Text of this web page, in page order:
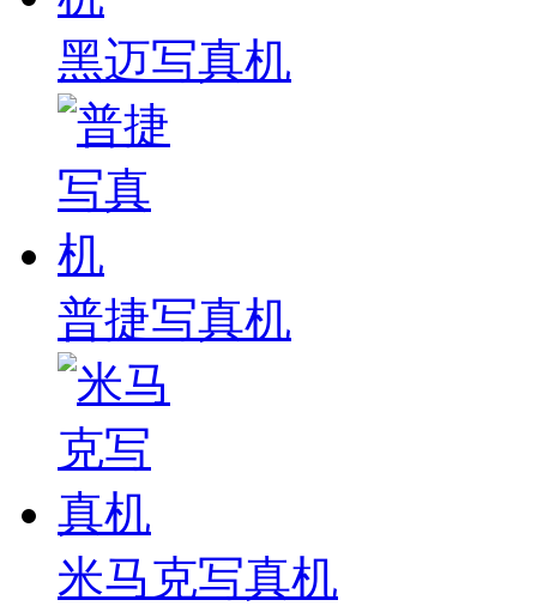
黑迈写真机
普捷写真机
米马克写真机